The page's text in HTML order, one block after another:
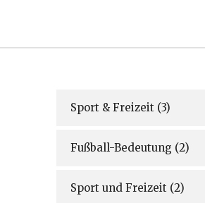
Sport & Freizeit (3)
Fußball-Bedeutung (2)
Sport und Freizeit (2)